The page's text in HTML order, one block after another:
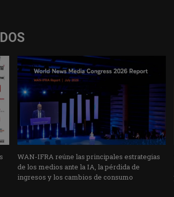
WAN-IFRA reúne las principales estrategias
de los medios ante la IA, la pérdida de
ingresos y los cambios de consumo